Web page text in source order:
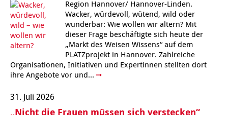
Kindertagesstätte Pfarrlandplatz
Kindertagesstätte Rosenbergstraße
Krippe Schleswiger Straße
Kindertagesstätte König-Ludwig-Straße
Kindertagesstätte Langes Feld “Deisterspatzen”
Kindertagesstätte Levester Straße
Familienzentrum
Region Hannover/ Hannover-Linden.
Wacker, würdevoll, wütend, wild oder
wunderbar: Wie wollen wir altern? Mit
dieser Frage beschäftigte sich heute der
„Markt des Weisen Wissens“ auf dem
PLATZprojekt in Hannover. Zahlreiche
Organisationen, Initiativen und Expertinnen stellten dort
ihre Angebote vor und...
31. Juli 2026
„Nicht die Frauen müssen sich verstecken“